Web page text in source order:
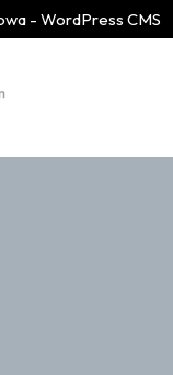
- WordPress CMS